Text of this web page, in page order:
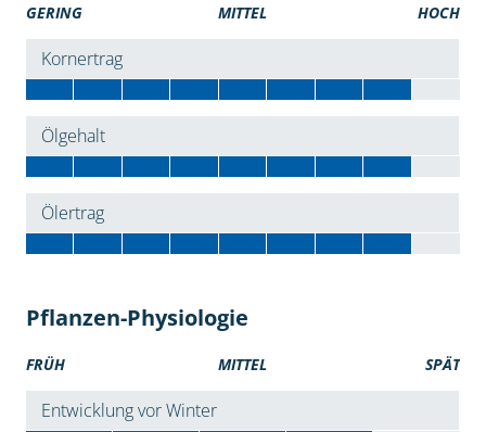
GERING MITTEL HOCH
Kornertrag
Ölgehalt
Ölertrag
Pflanzen-Physiologie
FRÜH MITTEL SPÄT
Entwicklung vor Winter